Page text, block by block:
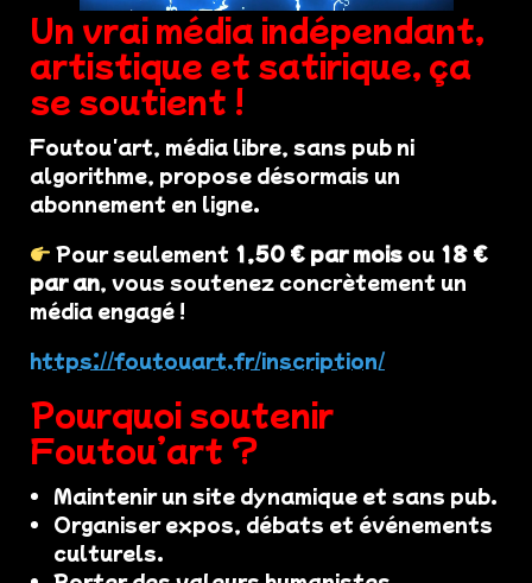
Un vrai média indépendant,
artistique et satirique, ça
se soutient !
Foutou'art, média libre, sans pub ni
algorithme, propose désormais un
abonnement en ligne.
Pour seulement 1,50 € par mois ou 18 €
par an, vous soutenez concrètement un
média engagé !
https://foutouart.fr/inscription/
Pourquoi soutenir
Foutou’art ?
Maintenir un site dynamique et sans pub.
Organiser expos, débats et événements
culturels.